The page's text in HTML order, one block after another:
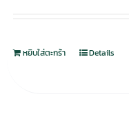
หยิบใส่ตะกร้า Details